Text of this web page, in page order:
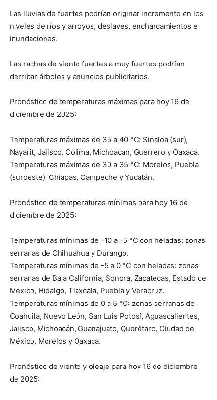
Las lluvias de fuertes podrían originar incremento en los
niveles de ríos y arroyos, deslaves, encharcamientos e
inundaciones.
Las rachas de viento fuertes a muy fuertes podrían
derribar árboles y anuncios publicitarios.
Pronóstico de temperaturas máximas para hoy 16 de
diciembre de 2025:
Temperaturas máximas de 35 a 40 °C: Sinaloa (sur),
Nayarit, Jalisco, Colima, Michoacán, Guerrero y Oaxaca.
Temperaturas máximas de 30 a 35 °C: Morelos, Puebla
(suroeste), Chiapas, Campeche y Yucatán.
Pronóstico de temperaturas mínimas para hoy 16 de
diciembre de 2025:
Temperaturas mínimas de -10 a -5 °C con heladas: zonas
serranas de Chihuahua y Durango.
Temperaturas mínimas de -5 a 0 °C con heladas: zonas
serranas de Baja California, Sonora, Zacatecas, Estado de
México, Hidalgo, Tlaxcala, Puebla y Veracruz.
Temperaturas mínimas de 0 a 5 °C: zonas serranas de
Coahuila, Nuevo León, San Luis Potosí, Aguascalientes,
Jalisco, Michoacán, Guanajuato, Querétaro, Ciudad de
México, Morelos y Oaxaca.
Pronóstico de viento y oleaje para hoy 16 de diciembre
de 2025: